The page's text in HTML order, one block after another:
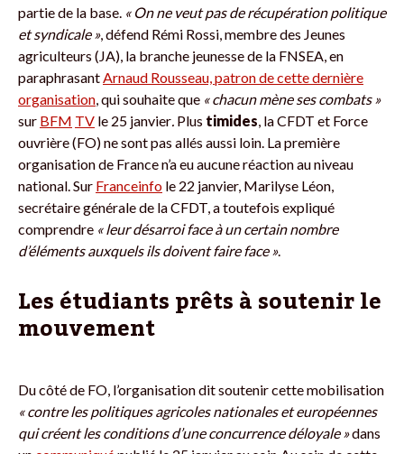
partie de la base. « On ne veut pas de récupération politique
et syndicale », défend Rémi Rossi, membre des Jeunes
agriculteurs (JA), la branche jeunesse de la FNSEA, en
paraphrasant Arnaud Rousseau, patron de cette dernière
organisation , qui souhaite que « chacun mène ses combats »
sur BFM TV le 25 janvier Plus timides , la CFDT et Force
ouvrière (FO) ne sont pas allés aussi loin. La première
organisation de France n’a eu aucune réaction au niveau
national. Sur Franceinfo le 22 janvier, Marilyse Léon,
secrétaire générale de la CFDT, a toutefois expliqué
comprendre « leur désarroi face à un certain nombre
d’éléments auxquels ils doivent faire face ».
Les étudiants prêts à soutenir le
mouvement
Du côté de FO, l’organisation dit soutenir cette mobilisation
« contre les politiques agricoles nationales et européennes
qui créent les conditions d’une concurrence déloyale »dans